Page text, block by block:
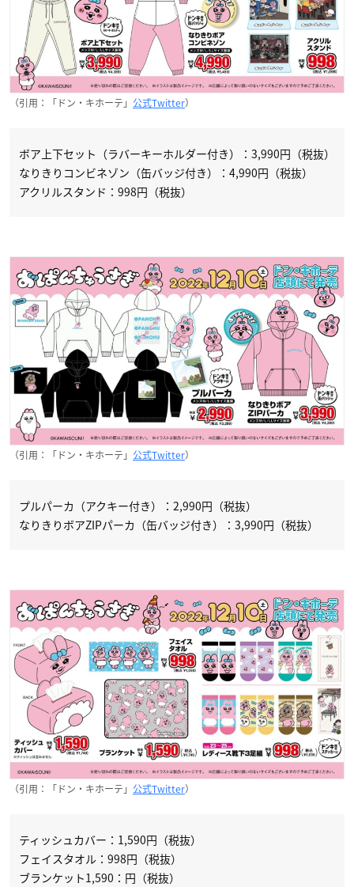
（引用：「ドン・キホーテ」 公式Twitter）
ボア上下セット（ラバーキーホルダー付き）：3,990円（税抜）
なりきりコンビネゾン（缶バッジ付き）：4,990円（税抜）
アクリルスタンド：998円（税抜）
（引用：「ドン・キホーテ」 公式Twitter）
プルパーカ（アクキー付き）：2,990円（税抜）
なりきりボアZIPパーカ（缶バッジ付き）：3,990円（税抜）
（引用：「ドン・キホーテ」 公式Twitter）
ティッシュカバー：1,590円（税抜）
フェイスタオル：998円（税抜）
ブランケット1,590：円（税抜）